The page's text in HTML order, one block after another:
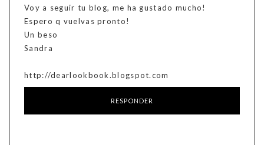
Voy a seguir tu blog, me ha gustado mucho!
Espero q vuelvas pronto!
Un beso
Sandra
http://dearlookbook.blogspot.com
RESPONDER